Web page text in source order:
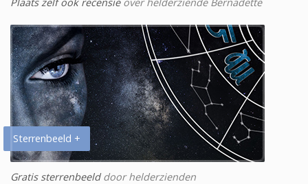
Sterrenbeeld +
Gratis sterrenbeelddoor helderzienden